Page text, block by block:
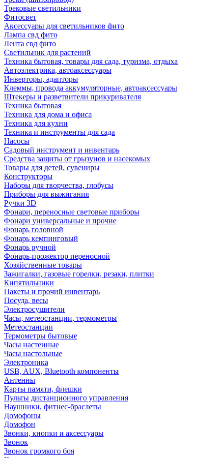
Трековые светильники
Фитосвет
Аксессуары для светильников фито
Лампа свд фито
Лента свд фито
Светильник для растений
Техника бытовая, товары для сада, туризма, отдыха
Автоэлектрика, автоаксессуары
Инверторы, адапторы
Клеммы, провода аккумуляторные, автоаксессуары
Штекеры и разветвители прикуривателя
Техника бытовая
Техника для дома и офиса
Техника для кухни
Техника и инструменты для сада
Насосы
Садовый инструмент и инвентарь
Средства защиты от грызунов и насекомых
Товары для детей, сувениры
Конструкторы
Наборы для творчества, глобусы
Приборы для выжигания
Ручки 3D
Фонари, переносные световые приборы
Фонари универсальные и прочие
Фонарь головной
Фонарь кемпинговый
Фонарь ручной
Фонарь-прожектор переносной
Хозяйственные товары
Зажигалки, газовые горелки, резаки, плитки
Кипятильники
Пакеты и прочий инвентарь
Посуда, весы
Электросушители
Часы, метеостанции, термометры
Метеостанции
Термометры бытовые
Часы настенные
Часы настольные
Электроника
USB, AUX, Bluetooth компоненты
Антенны
Карты памяти, флешки
Пульты дистанционного управления
Наушники, фитнес-браслеты
Домофоны
Домофон
Звонки, кнопки и аксессуары
Звонок
Звонок громкого боя